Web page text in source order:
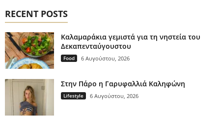
RECENT POSTS
Καλαμαράκια γεμιστά για τη νηστεία του
Δεκαπενταύγουστου
Food 6 Αυγούστου, 2026
Στην Πάρο η Γαρυφαλλιά Καληφώνη
Lifestyle 6 Αυγούστου, 2026